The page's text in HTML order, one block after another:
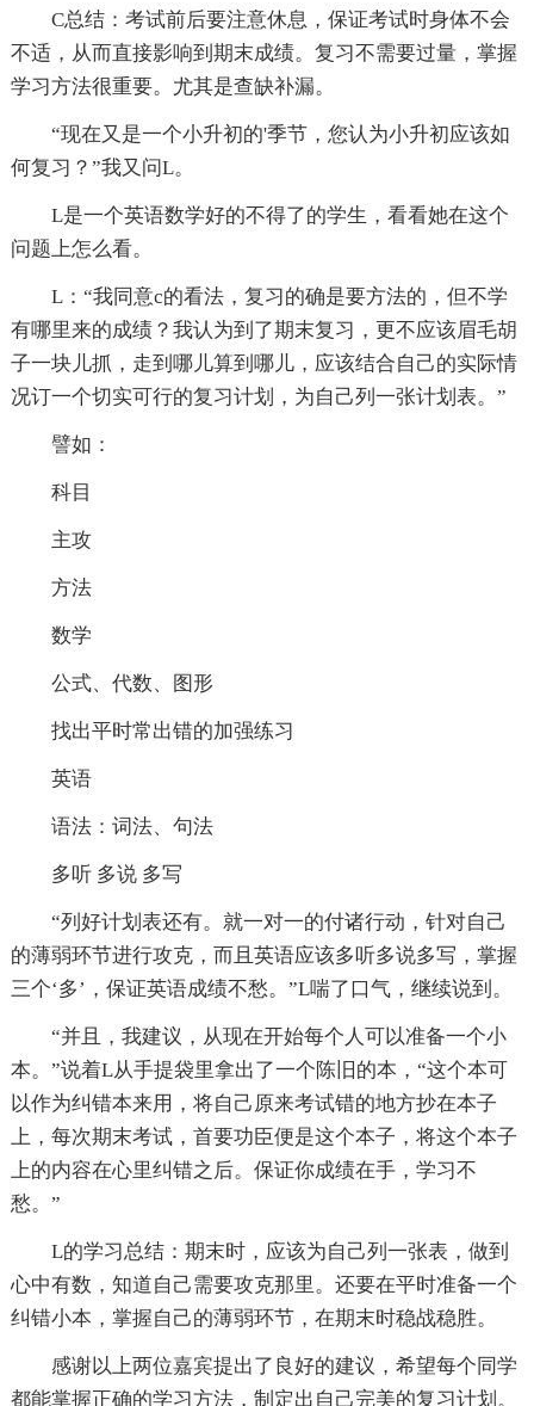
C总结：考试前后要注意休息，保证考试时身体不会
不适，从而直接影响到期末成绩。复习不需要过量，掌握
学习方法很重要。尤其是查缺补漏。
“现在又是一个小升初的'季节，您认为小升初应该如
何复习？”我又问L。
L是一个英语数学好的不得了的学生，看看她在这个
问题上怎么看。
L：“我同意c的看法，复习的确是要方法的，但不学
有哪里来的成绩？我认为到了期末复习，更不应该眉毛胡
子一块儿抓，走到哪儿算到哪儿，应该结合自己的实际情
况订一个切实可行的复习计划，为自己列一张计划表。”
譬如：
科目
主攻
方法
数学
公式、代数、图形
找出平时常出错的加强练习
英语
语法：词法、句法
多听 多说 多写
“列好计划表还有。就一对一的付诸行动，针对自己
的薄弱环节进行攻克，而且英语应该多听多说多写，掌握
三个‘多’，保证英语成绩不愁。”L喘了口气，继续说到。
“并且，我建议，从现在开始每个人可以准备一个小
本。”说着L从手提袋里拿出了一个陈旧的本，“这个本可
以作为纠错本来用，将自己原来考试错的地方抄在本子
上，每次期末考试，首要功臣便是这个本子，将这个本子
上的内容在心里纠错之后。保证你成绩在手，学习不
愁。”
L的学习总结：期末时，应该为自己列一张表，做到
心中有数，知道自己需要攻克那里。还要在平时准备一个
纠错小本，掌握自己的薄弱环节，在期末时稳战稳胜。
感谢以上两位嘉宾提出了良好的建议，希望每个同学
都能掌握正确的学习方法，制定出自己完美的复习计划。